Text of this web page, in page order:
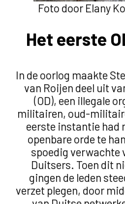
Foto door Elany
Het eerste
In de oorlog maakte
van Roijen deel uit
(OD), een illegale
militairen, oud-
eerste instantie had
openbare orde te
spoedig verwachte
Duitsers. Toen dit
gingen de leden
verzet plegen, door